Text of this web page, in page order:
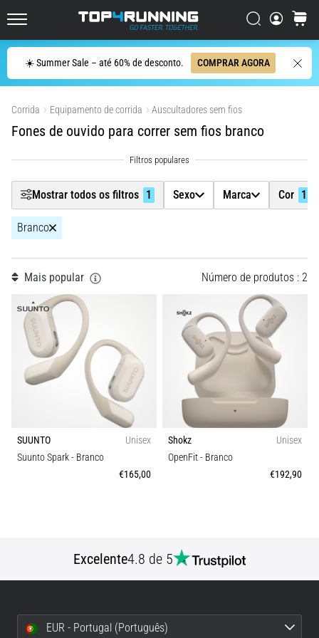
☀️ Summer Sale – até 60% de desconto. COMPRAR AGORA
Procurar
cesto
Procurar
resumido
em
frase:
dói,
vale
a
Que
benefícios
ele
oferece,
quais
tipos
de…
6. 8. 2026
10 minutos lendo
Ténis
de
corrida
amortecimento
Quais
maior
amortecimento?
Corrida Equipamento de corrida Auscultadores sem fios
Fones de ouvido para correr sem fios branco
Mostrar todos os filtros 1 Sexo Marca Cor 1
Filtr
Marca
Cor 1
Preço
Tamanho
Modelo
Branco
Mais popular Número de produtos : 2
SUUNTO
Unisex
Suunto Spark- Branco
€165,00
Shokz
Unisex
OpenFit- Branco
€192,90
Excelente4.8 de 5
EUR - Portugal (Português)